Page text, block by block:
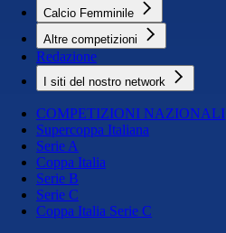
Calcio Femminile
Altre competizioni
Redazione
I siti del nostro network
COMPETIZIONI NAZIONALI
Supercoppa Italiana
Serie A
Coppa Italia
Serie B
Serie C
Coppa Italia Serie C